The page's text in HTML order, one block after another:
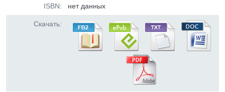
ISBN: нет данных
Скачать: